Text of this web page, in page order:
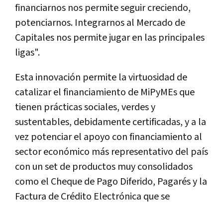
financiarnos nos permite seguir creciendo,
potenciarnos. Integrarnos al Mercado de
Capitales nos permite jugar en las principales
ligas".
Esta innovación permite la virtuosidad de
catalizar el financiamiento de MiPyMEs que
tienen prácticas sociales, verdes y
sustentables, debidamente certificadas, y a la
vez potenciar el apoyo con financiamiento al
sector económico más representativo del país
con un set de productos muy consolidados
como el Cheque de Pago Diferido, Pagarés y la
Factura de Crédito Electrónica que se